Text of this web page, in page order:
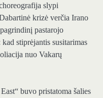
slypi
krizė verčia Irano
pastarojo
stiprėjantis susitarimas
nuo Vakarų
buvo pristatoma šalies